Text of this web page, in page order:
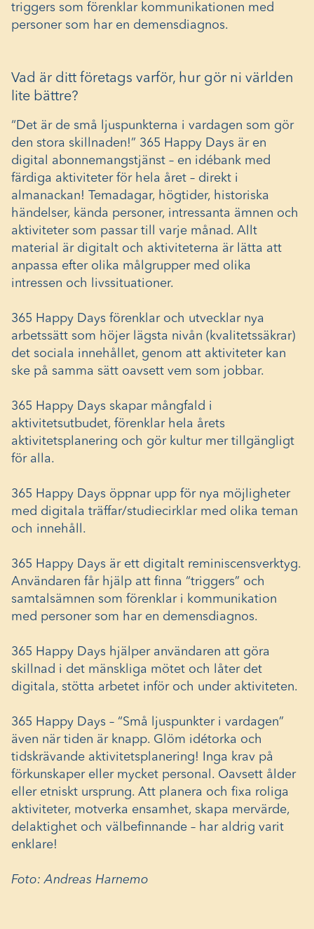
triggers som förenklar kommunikationen med
personer som har en demensdiagnos.
Vad är ditt företags varför, hur gör ni världen
lite bättre?
“Det är de små ljuspunkterna i vardagen som gör
den stora skillnaden!” 365 Happy Days är en
digital abonnemangstjänst – en idébank med
färdiga aktiviteter för hela året – direkt i
almanackan! Temadagar, högtider, historiska
händelser, kända personer, intressanta ämnen och
aktiviteter som passar till varje månad. Allt
material är digitalt och aktiviteterna är lätta att
anpassa efter olika målgrupper med olika
intressen och livssituationer.
365 Happy Days förenklar och utvecklar nya
arbetssätt som höjer lägsta nivån (kvalitetssäkrar)
det sociala innehållet, genom att aktiviteter kan
ske på samma sätt oavsett vem som jobbar.
365 Happy Days skapar mångfald i
aktivitetsutbudet, förenklar hela årets
aktivitetsplanering och gör kultur mer tillgängligt
för alla.
365 Happy Days öppnar upp för nya möjligheter
med digitala träffar/studiecirklar med olika teman
och innehåll.
365 Happy Days är ett digitalt reminiscensverktyg.
Användaren får hjälp att finna “triggers” och
samtalsämnen som förenklar i kommunikation
med personer som har en demensdiagnos.
365 Happy Days hjälper användaren att göra
skillnad i det mänskliga mötet och låter det
digitala, stötta arbetet inför och under aktiviteten.
365 Happy Days – “Små ljuspunkter i vardagen”
även när tiden är knapp. Glöm idétorka och
tidskrävande aktivitetsplanering! Inga krav på
förkunskaper eller mycket personal. Oavsett ålder
eller etniskt ursprung. Att planera och fixa roliga
aktiviteter, motverka ensamhet, skapa mervärde,
delaktighet och välbefinnande – har aldrig varit
enklare!
Foto: Andreas Harnemo